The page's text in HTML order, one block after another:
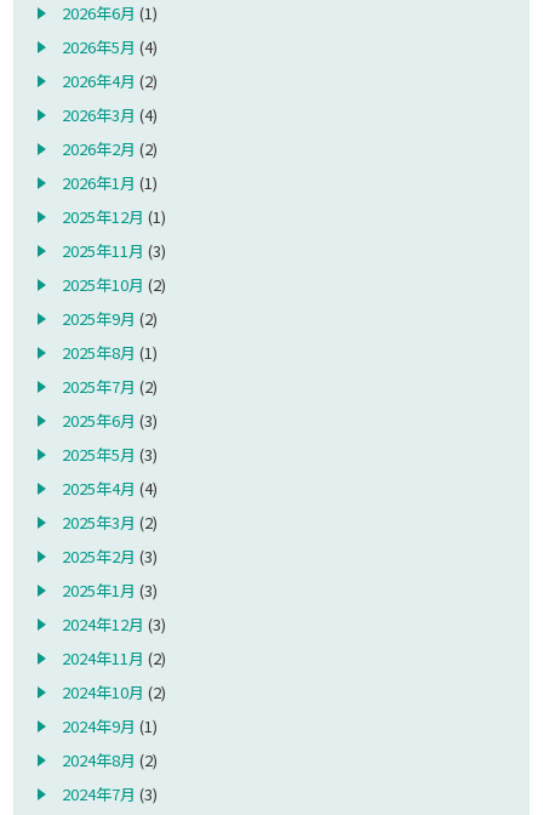
2026年6月 (1)
2026年5月 (4)
2026年4月 (2)
2026年3月 (4)
2026年2月 (2)
2026年1月 (1)
2025年12月 (1)
2025年11月 (3)
2025年10月 (2)
2025年9月 (2)
2025年8月 (1)
2025年7月 (2)
2025年6月 (3)
2025年5月 (3)
2025年4月 (4)
2025年3月 (2)
2025年2月 (3)
2025年1月 (3)
2024年12月 (3)
2024年11月 (2)
2024年10月 (2)
2024年9月 (1)
2024年8月 (2)
2024年7月 (3)